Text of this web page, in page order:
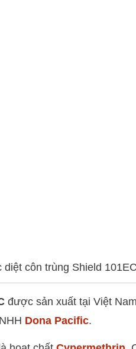
diệt côn trùng Shield
được sản xuất tại Việt
Dona Pacific.